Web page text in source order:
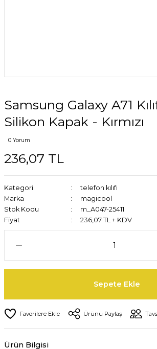
Samsung Galaxy A71
Silikon Kapak - Kırmızı
0 Yorum
236,07 TL
Kategori
telefon kılıfı
Marka
magicool
Stok Kodu
m_A047-25411
Fiyat
236,07 TL + KDV
Sepete Ekle
Ürünü Paylaş
Ürün Bilgisi